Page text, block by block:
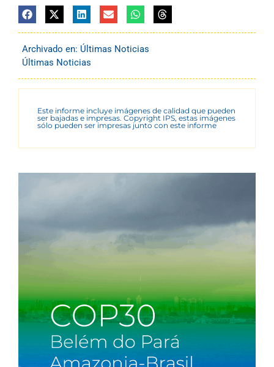
Archivado en: Últimas Noticias
Últimas Noticias
Este informe incluye imágenes de calidad que pueden
ser bajadas e impresas. Copyright IPS, estas imágenes
sólo pueden ser impresas junto con este informe